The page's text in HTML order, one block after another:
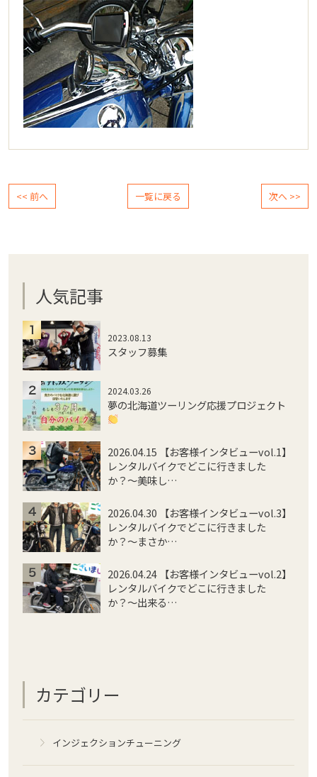
<< 前へ 一覧に戻る 次へ >>
人気記事
2023.08.13
スタッフ募集
2024.03.26
夢の北海道ツーリング応援プロジェクト
2026.04.15 【お客様インタビューvol.1】
レンタルバイクでどこに行きました
か？〜美味し…
2026.04.30 【お客様インタビューvol.3】
レンタルバイクでどこに行きました
か？〜まさか…
2026.04.24 【お客様インタビューvol.2】
レンタルバイクでどこに行きました
か？〜出来る…
カテゴリー
インジェクションチューニング